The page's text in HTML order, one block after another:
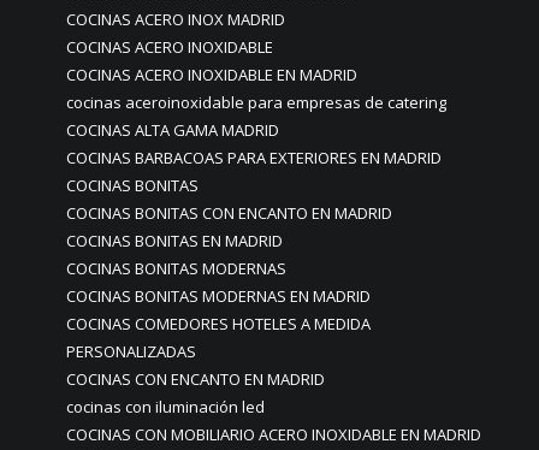
COCINAS ACERO INOX MADRID
COCINAS ACERO INOXIDABLE
COCINAS ACERO INOXIDABLE EN MADRID
cocinas aceroinoxidable para empresas de catering
COCINAS ALTA GAMA MADRID
COCINAS BARBACOAS PARA EXTERIORES EN MADRID
COCINAS BONITAS
COCINAS BONITAS CON ENCANTO EN MADRID
COCINAS BONITAS EN MADRID
COCINAS BONITAS MODERNAS
COCINAS BONITAS MODERNAS EN MADRID
COCINAS COMEDORES HOTELES A MEDIDA
PERSONALIZADAS
COCINAS CON ENCANTO EN MADRID
cocinas con iluminación led
COCINAS CON MOBILIARIO ACERO INOXIDABLE EN MADRID